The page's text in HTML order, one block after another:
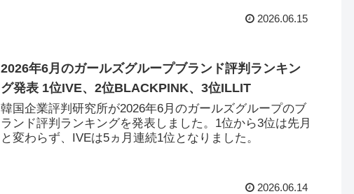
2026.06.15
2026年6月のガールズグループブランド評判ランキン
グ発表 1位IVE、2位BLACKPINK、3位ILLIT
韓国企業評判研究所が2026年6月のガールズグループのブ
ランド評判ランキングを発表しました。1位から3位は先月
と変わらず、IVEは5ヵ月連続1位となりました。
2026.06.14